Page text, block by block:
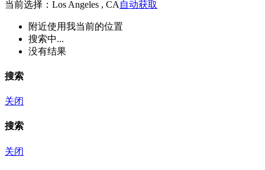
当前选择：Los Angeles , CA 自动获取
附近使用我当前的位置
搜索中...
没有结果
搜索
关闭
搜索
关闭